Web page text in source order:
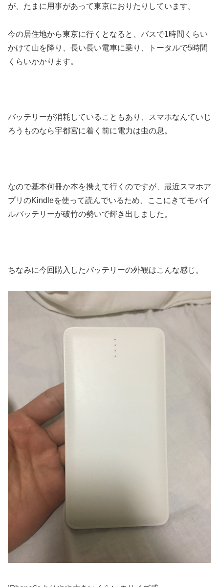
が、たまに用事があって東京におりたりしています。
今の居住地から東京に行くとなると、バスで1時間くらい
かけて山を降り、長い長い電車に乗り、トータルで5時間
くらいかかります。
バッテリーが消耗していることもあり、スマホなんていじ
ろうものなら宇都宮に着く前に電力は虫の息。
なので基本何冊か本を携えて行くのですが、最近スマホア
プリのKindleを使って読んでいるため、ここにきてモバイ
ルバッテリーが破竹の勢いで輝き出しました。
ちなみに今回購入したバッテリーの外観はこんな感じ。